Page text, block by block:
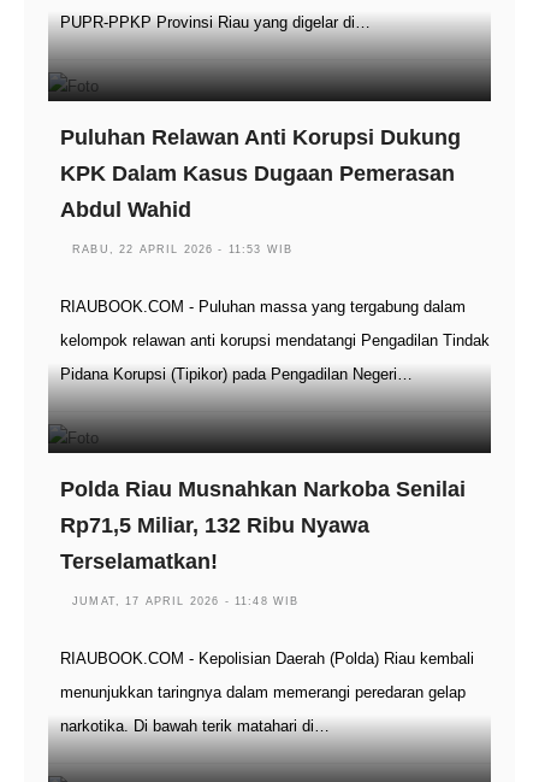
PUPR-PPKP Provinsi Riau yang digelar di…
Puluhan Relawan Anti Korupsi Dukung
KPK Dalam Kasus Dugaan Pemerasan
Abdul Wahid
RABU, 22 APRIL 2026 - 11:53 WIB
RIAUBOOK.COM - Puluhan massa yang tergabung dalam
kelompok relawan anti korupsi mendatangi Pengadilan Tindak
Pidana Korupsi (Tipikor) pada Pengadilan Negeri…
Polda Riau Musnahkan Narkoba Senilai
Rp71,5 Miliar, 132 Ribu Nyawa
Terselamatkan!
JUMAT, 17 APRIL 2026 - 11:48 WIB
RIAUBOOK.COM - Kepolisian Daerah (Polda) Riau kembali
menunjukkan taringnya dalam memerangi peredaran gelap
narkotika. Di bawah terik matahari di…